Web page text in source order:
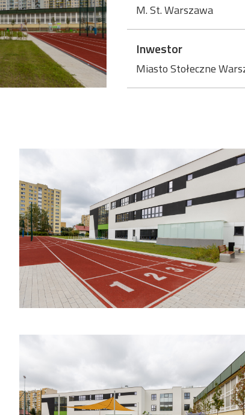
M. St. Warszawa
Inwestor
Miasto Stołeczne